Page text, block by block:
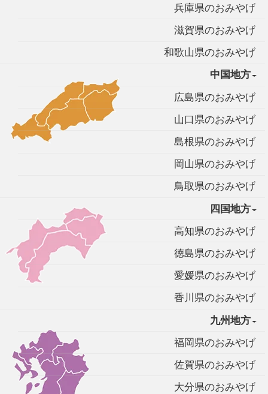
兵庫県のおみやげ
滋賀県のおみやげ
和歌山県のおみやげ
中国地方
広島県のおみやげ
山口県のおみやげ
島根県のおみやげ
岡山県のおみやげ
鳥取県のおみやげ
四国地方
高知県のおみやげ
徳島県のおみやげ
愛媛県のおみやげ
香川県のおみやげ
九州地方
福岡県のおみやげ
佐賀県のおみやげ
大分県のおみやげ